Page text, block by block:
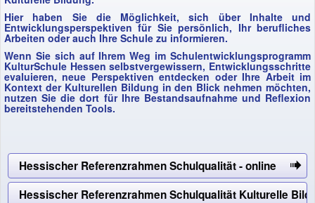
Hier haben Sie die Möglichkeit, sich über Inhalte und
Entwicklungsperspektiven für Sie persönlich, Ihr berufliches
Arbeiten oder auch Ihre Schule zu informieren.
Wenn Sie sich auf Ihrem Weg im Schulentwicklungsprogramm
KulturSchule Hessen selbstvergewissern, Entwicklungsschritte
evaluieren, neue Perspektiven entdecken oder Ihre Arbeit im
Kontext der Kulturellen Bildung in den Blick nehmen möchten,
nutzen Sie die dort für Ihre Bestandsaufnahme und Reflexion
bereitstehenden Tools.
Hessischer Referenzrahmen Schulqualität - online
Hessischer Referenzrahmen Schulqualität Kulturelle